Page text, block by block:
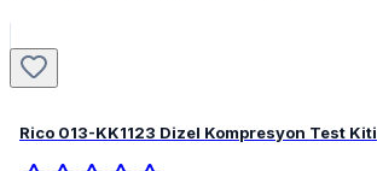
Rico 013-KK1123 Dizel Kompresyon Test Kiti